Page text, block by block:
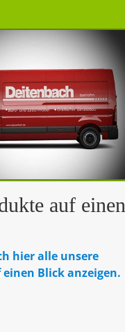
auf einen
hier alle unsere
Blick anzeigen.